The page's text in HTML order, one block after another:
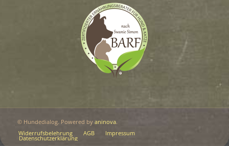
© Hundedialog. Powered by aninova.
Widerrufsbelehrung
AGB Impressum
Datenschutzerklärung